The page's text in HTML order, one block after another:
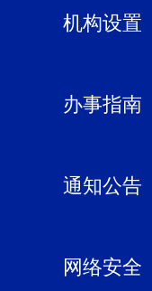
机构设置
办事指南
通知公告
网络安全